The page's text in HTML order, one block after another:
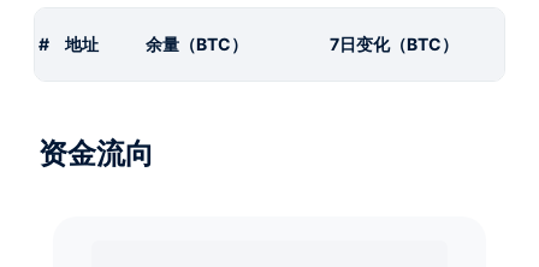
# 地址 余量（BTC） 7日变化（BTC）
资金流向